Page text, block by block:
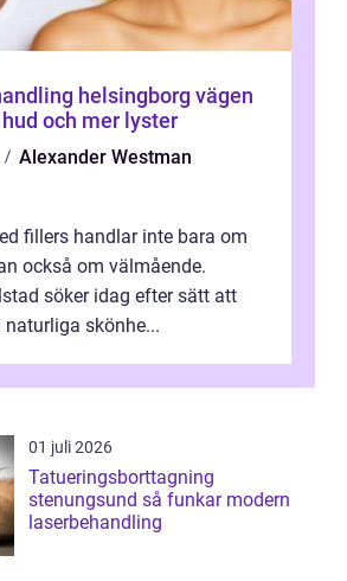
helsingborg vägen
och mer lyster
Alexander Westman
fillers handlar inte bara om
också om välmående.
söker idag efter sätt att
skönhe...
01 juli 2026
Tatueringsborttagning
stenungsund så funkar modern
laserbehandling